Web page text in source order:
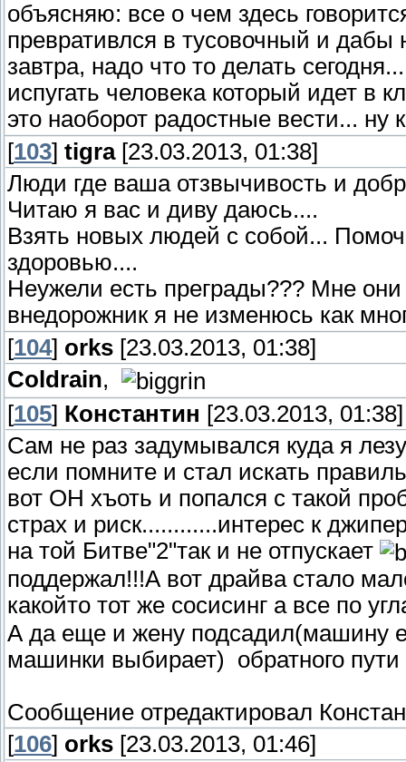
объясняю: все о чем здесь
превративлся в тусовочный и
завтра, надо что то делать
испугать человека который идет в
это наоборот радостные вести... ну
[103] tigra[23.03.2013, 01:38]
Люди где ваша отзвычивость и
Читаю я вас и диву даюсь....
Взять новых людей с собой...
здоровью....
Неужели есть преграды??? Мне
внедорожник я не изменюсь как
[104] orks [23.03.2013, 01:38]
Coldrain,
[105] Константин [23.03.2013, 01:38]
Сам не раз задумывался куда я
если помните и стал искать
вот ОН хъоть и попался с такой
страх и риск............интерес к
на той Битве"2"так и не отпускает
поддержал!!!А вот драйва стало
какойто тот же сосисинг а все по
А да еще и жену подсадил(машину
машинки выбирает) обратного пути
Сообщение отредактировал
[106] orks [23.03.2013, 01:46]